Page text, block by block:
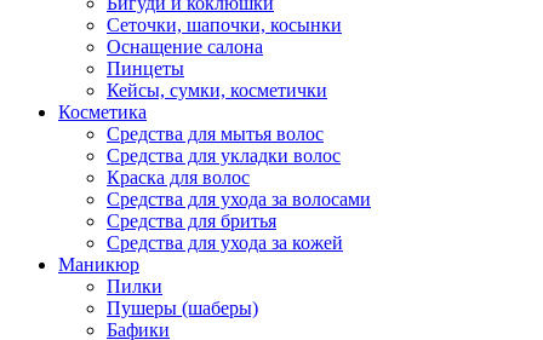
Сеточки, шапочки, косынки
Оснащение салона
Пинцеты
Кейсы, сумки, косметички
Косметика
Средства для мытья волос
Средства для укладки волос
Краска для волос
Средства для ухода за волосами
Средства для бритья
Средства для ухода за кожей
Маникюр
Пилки
Пушеры (шаберы)
Бафики